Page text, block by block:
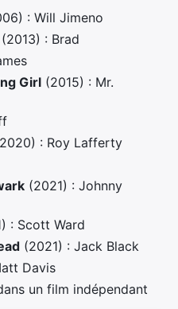
: Will Jimeno
(2013) : Brad
Girl (2015) : Mr.
: Roy Lafferty
(2021) : Johnny
: Scott Ward
(2021) : Jack Black
Davis
un film indépendant